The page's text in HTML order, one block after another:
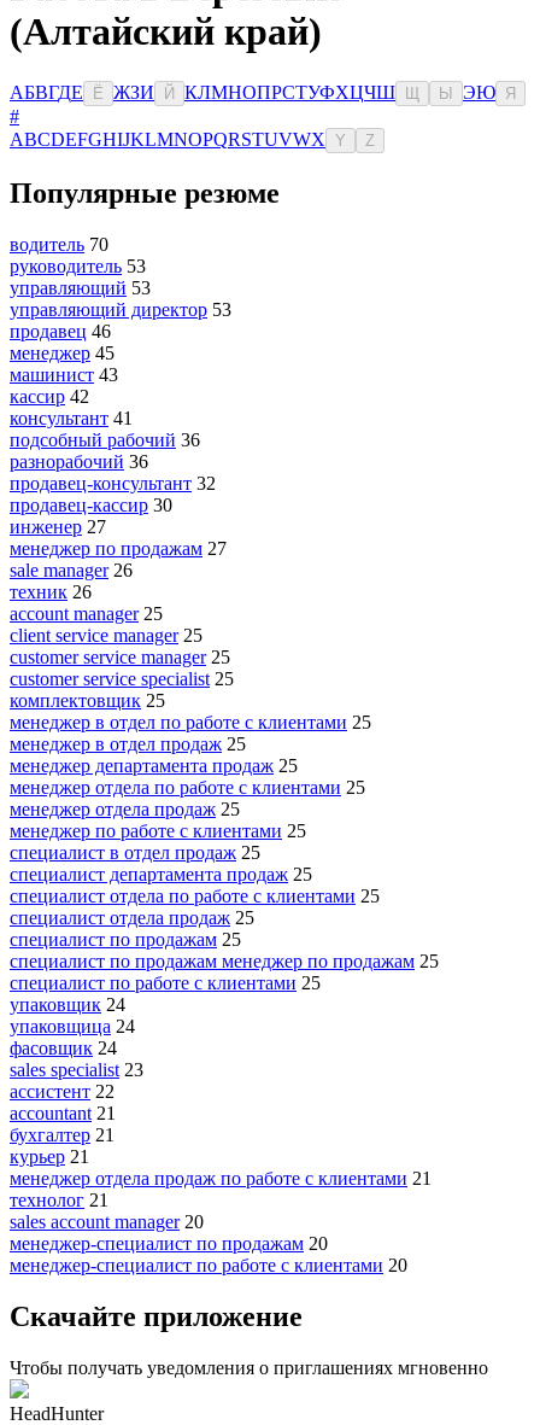
(Алтайский край)
АБВГДЕ Ё ЖЗИ Й КЛМНОПРСТУФХЦЧШ Ы ЭЮ Я
#
ABCDEFGHIJKLMNOPQRSTUVWX Y Z
Популярные резюме
водитель 70
руководитель 53
управляющий 53
управляющий директор 53
продавец 46
менеджер 45
машинист 43
кассир 42
консультант 41
подсобный рабочий 36
разнорабочий 36
продавец-консультант 32
продавец-кассир 30
инженер 27
менеджер по продажам 27
sale manager 26
техник 26
account manager 25
client service manager 25
customer service manager 25
customer service specialist 25
комплектовщик 25
менеджер в отдел по работе с клиентами 25
менеджер в отдел продаж 25
менеджер департамента продаж 25
менеджер отдела по работе с клиентами 25
менеджер отдела продаж 25
менеджер по работе с клиентами 25
специалист в отдел продаж 25
специалист департамента продаж 25
специалист отдела по работе с клиентами 25
специалист отдела продаж 25
специалист по продажам 25
специалист по продажам менеджер по продажам 25
специалист по работе с клиентами 25
упаковщик 24
упаковщица 24
фасовщик 24
sales specialist 23
ассистент 22
accountant 21
бухгалтер 21
курьер 21
менеджер отдела продаж по работе с клиентами 21
технолог 21
sales account manager 20
менеджер-специалист по продажам 20
менеджер-специалист по работе с клиентами 20
Скачайте приложение
Чтобы получать уведомления о приглашениях мгновенно
HeadHunter